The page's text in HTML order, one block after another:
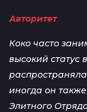
Авторитет
Коко часто
высокий статус
иногда он
Элитного